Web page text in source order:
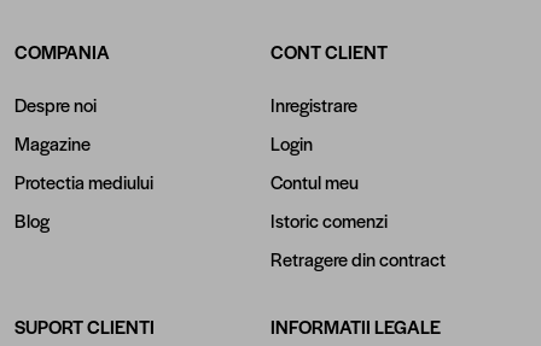
COMPANIA
Despre noi
Magazine
Protectia mediului
Blog
CONT CLIENT
Inregistrare
Login
Contul meu
Istoric comenzi
Retragere din contract
SUPORT CLIENTI
INFORMATII LEGALE